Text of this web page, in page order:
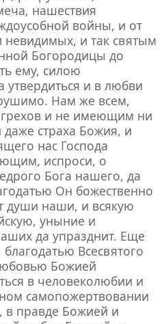
нашествия
войны, и от
невидимых, и так святым
Богородицы до
ему, силою
и в любви
Нам же всем,
и не имеющим ни
страха Божия, и
нас Господа
испроси, о
Бога нашего, да
Он божественно
души наши, и всякую
уныние и
да упразднит. Еще
Всесвятого
Божией
в человеколюбии и
самопожертвовании
в правде Божией и